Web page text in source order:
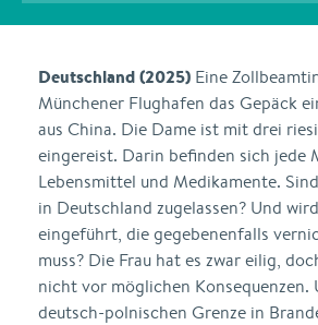
Deutschland (2025) Eine
Münchener Flughafen das Gepäck
aus China. Die Dame ist mit drei
eingereist. Darin befinden sich jede
Lebensmittel und Medikamente.
in Deutschland zugelassen? Und
eingeführt, die gegebenenfalls
muss? Die Frau hat es zwar eilig,
nicht vor möglichen Konsequenzen.
deutsch-polnischen Grenze in